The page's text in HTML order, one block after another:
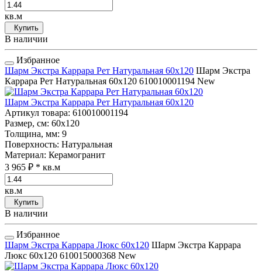
кв.м
Купить
В наличии
Избранное
Шарм Экстра Каррара Рет Натуральная 60x120 Шарм Экстра
Каррара Рет Натуральная 60x120 610010001194 New
Шарм Экстра Каррара Рет Натуральная 60x120
Артикул товара: 610010001194
Размер, см: 60x120
Толщина, мм: 9
Поверхность: Натуральная
Материал: Керамогранит
3 965 ₽ * кв.м
кв.м
Купить
В наличии
Избранное
Шарм Экстра Каррара Люкс 60x120 Шарм Экстра Каррара
Люкс 60x120 610015000368 New